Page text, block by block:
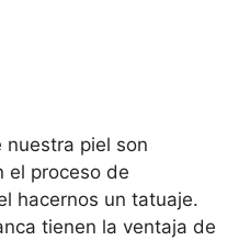
nuestra piel son
el proceso de
hacernos un tatuaje.
tienen la ventaja de